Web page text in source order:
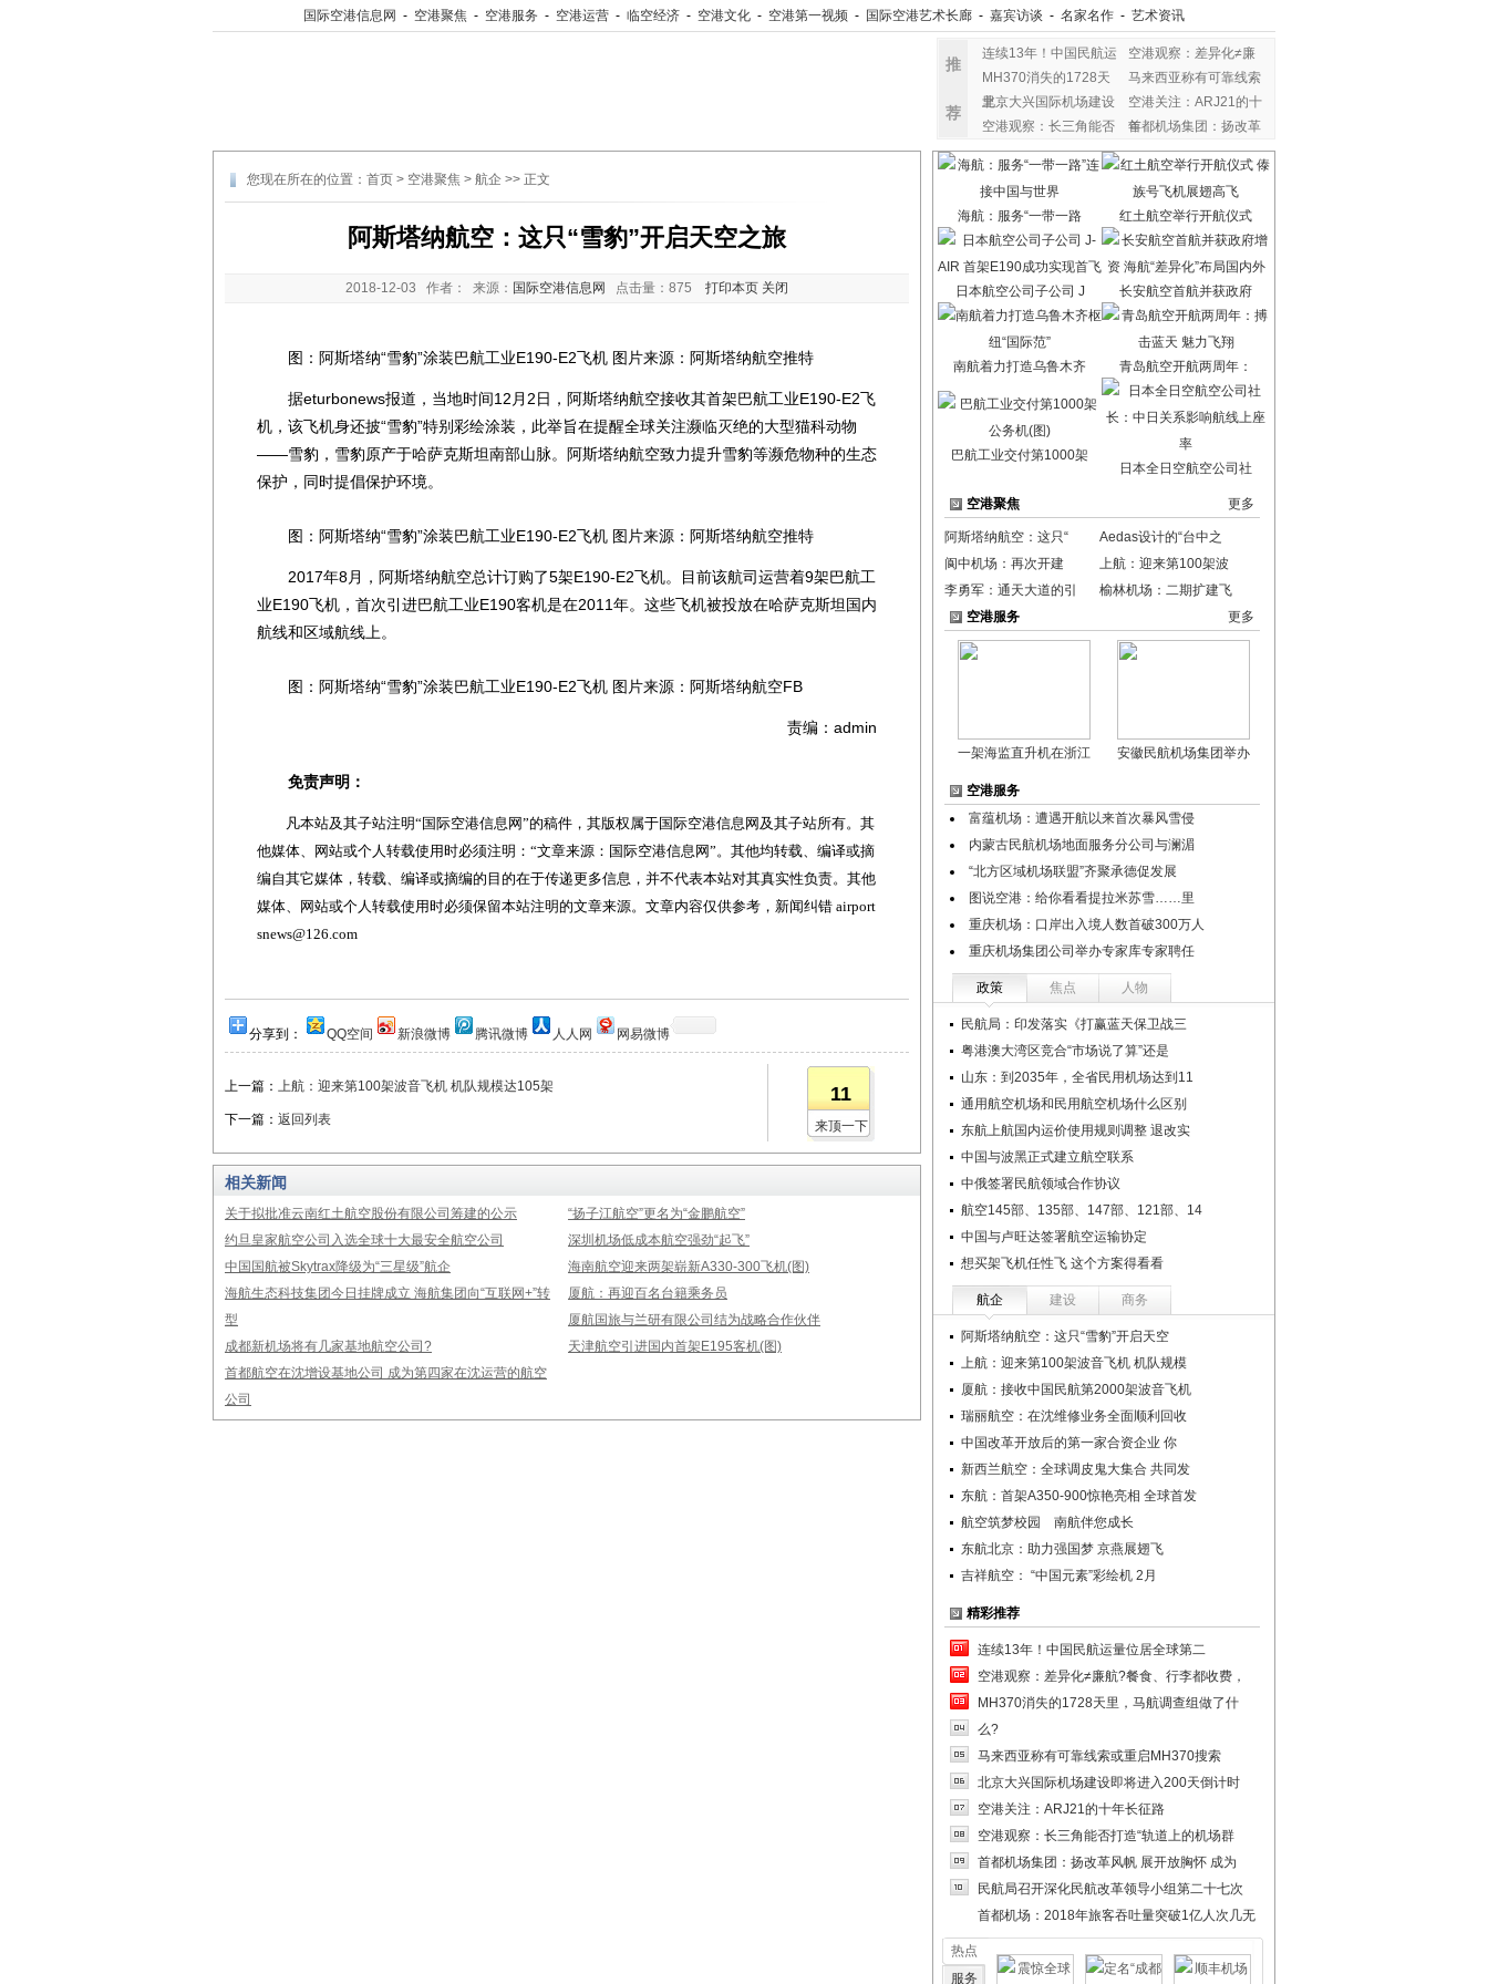
国际空港信息网 - 空港聚焦 - 空港服务 - 空港运营 - 临空经济 - 空港文化 - 空港第一视频 - 国际空港艺术长廊 - 嘉宾访谈 - 名家名作 - 艺术资讯
推
荐
连续13年！中国民航运
空港观察：差异化≠廉
MH370消失的1728天
里，
马来西亚称有可靠线索
北京大兴国际机场建设
空港关注：ARJ21的十
年
空港观察：长三角能否 首都机场集团：扬改革
您现在所在的位置： 首页 > 空港聚焦 > 航企 >> 正文
阿斯塔纳航空：这只“雪豹”开启天空之旅
2018-12-03 作者： 来源： 国际空港信息网 点击量： 875 打印本页 关闭
图：阿斯塔纳“雪豹”涂装巴航工业E190-E2飞机 图片来源：阿斯塔纳航空推特
据eturbonews报道，当地时间12月2日，阿斯塔纳航空接收其首架巴航工业E190-E2飞
机，该飞机身还披“雪豹”特别彩绘涂装，此举旨在提醒全球关注濒临灭绝的大型猫科动物
——雪豹，雪豹原产于哈萨克斯坦南部山脉。阿斯塔纳航空致力提升雪豹等濒危物种的生态
保护，同时提倡保护环境。
图：阿斯塔纳“雪豹”涂装巴航工业E190-E2飞机 图片来源：阿斯塔纳航空推特
2017年8月，阿斯塔纳航空总计订购了5架E190-E2飞机。目前该航司运营着9架巴航工
业E190飞机，首次引进巴航工业E190客机是在2011年。这些飞机被投放在哈萨克斯坦国内
航线和区域航线上。
图：阿斯塔纳“雪豹”涂装巴航工业E190-E2飞机 图片来源：阿斯塔纳航空FB
责编：admin
免责声明：
凡本站及其子站注明“国际空港信息网”的稿件，其版权属于国际空港信息网及其子站所有。其
他媒体、网站或个人转载使用时必须注明：“文章来源：国际空港信息网”。其他均转载、编译或摘
编自其它媒体，转载、编译或摘编的目的在于传递更多信息，并不代表本站对其真实性负责。其他
媒体、网站或个人转载使用时必须保留本站注明的文章来源。文章内容仅供参考，新闻纠错 airport
snews@126.com
分享到： QQ空间 新浪微博 腾讯微博 人人网 网易微博
上一篇： 上航：迎来第100架波音飞机 机队规模达105架
下一篇： 返回列表
11
来顶一下
相关新闻
关于拟批准云南红土航空股份有限公司筹建的公示
“扬子江航空”更名为“金鹏航空”
约旦皇家航空公司入选全球十大最安全航空公司
深圳机场低成本航空强劲“起飞”
中国国航被Skytrax降级为“三星级”航企
海南航空迎来两架崭新A330-300飞机(图)
海航生态科技集团今日挂牌成立 海航集团向“互联网+”转
型
厦航：再迎百名台籍乘务员
厦航国旅与兰研有限公司结为战略合作伙伴
成都新机场将有几家基地航空公司?
天津航空引进国内首架E195客机(图)
首都航空在沈增设基地公司 成为第四家在沈运营的航空
公司
海航：服务“一带一路 红土航空举行开航仪式
日本航空公司子公司 J 长安航空首航并获政府
南航着力打造乌鲁木齐 青岛航空开航两周年：
巴航工业交付第1000架
日本全日空航空公司社
空港聚焦 更多
阿斯塔纳航空：这只“
Aedas设计的“台中之
阆中机场：再次开建
上航：迎来第100架波
李勇军：通天大道的引
榆林机场：二期扩建飞
空港服务
更多
一架海监直升机在浙江 安徽民航机场集团举办
空港服务
富蕴机场：遭遇开航以来首次暴风雪侵
内蒙古民航机场地面服务分公司与澜湄
“北方区域机场联盟”齐聚承德促发展
图说空港：给你看看提拉米苏雪……里
重庆机场：口岸出入境人数首破300万人
重庆机场集团公司举办专家库专家聘任
政策 焦点 人物
民航局：印发落实《打赢蓝天保卫战三
粤港澳大湾区竞合“市场说了算”还是
山东：到2035年，全省民用机场达到11
通用航空机场和民用航空机场什么区别
东航上航国内运价使用规则调整 退改实
中国与波黑正式建立航空联系
中俄签署民航领域合作协议
航空145部、135部、147部、121部、14
中国与卢旺达签署航空运输协定
想买架飞机任性飞 这个方案得看看
航企 建设 商务
阿斯塔纳航空：这只“雪豹”开启天空
上航：迎来第100架波音飞机 机队规模
厦航：接收中国民航第2000架波音飞机
瑞丽航空：在沈维修业务全面顺利回收
中国改革开放后的第一家合资企业 你
新西兰航空：全球调皮鬼大集合 共同发
东航：首架A350-900惊艳亮相 全球首发
航空筑梦校园 南航伴您成长
东航北京：助力强国梦 京燕展翅飞
吉祥航空： “中国元素”彩绘机 2月
精彩推荐
连续13年！中国民航运量位居全球第二
空港观察：差异化≠廉航?餐食、行李都收费，
MH370消失的1728天里，马航调查组做了什
么?
马来西亚称有可靠线索或重启MH370搜索
北京大兴国际机场建设即将进入200天倒计时
空港关注：ARJ21的十年长征路
空港观察：长三角能否打造“轨道上的机场群
首都机场集团：扬改革风帆 展开放胸怀 成为
民航局召开深化民航改革领导小组第二十七次
首都机场：2018年旅客吞吐量突破1亿人次几无
热点
服务